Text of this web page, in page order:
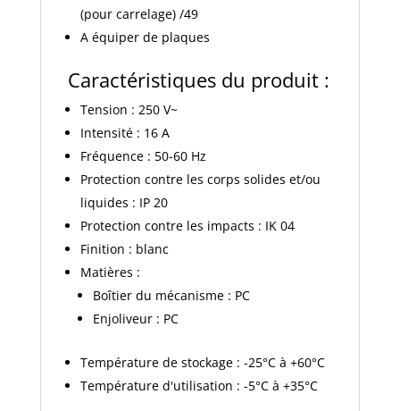
(pour carrelage) /49
A équiper de plaques
Caractéristiques du produit :
Tension : 250 V~
Intensité : 16 A
Fréquence : 50-60 Hz
Protection contre les corps solides et/ou
liquides : IP 20
Protection contre les impacts : IK 04
Finition : blanc
Matières :
Boîtier du mécanisme : PC
Enjoliveur : PC
Température de stockage : -25°C à +60°C
Température d'utilisation : -5°C à +35°C